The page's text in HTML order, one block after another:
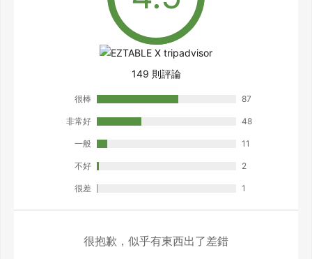
149 則評論
很棒 87
非常好 48
一般 11
不好 2
很差 1
很抱歉，似乎有東西出了差錯